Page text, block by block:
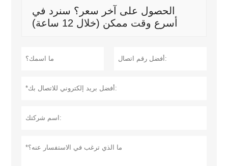
الحصول على آخر سعر؟ سنرد في
أسرع وقت ممكن (خلال 12 ساعة)